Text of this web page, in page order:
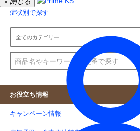
症状別で探す
お役立ち情報
キャンペーン情報